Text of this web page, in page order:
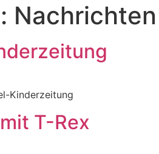
Nachrichten
Kinderzeitung
T-Rex